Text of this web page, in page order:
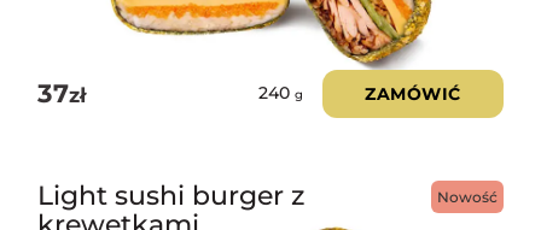
37zł 240 g ZAMÓWIĆ
Nowość
Light sushi burger z
krewetkami